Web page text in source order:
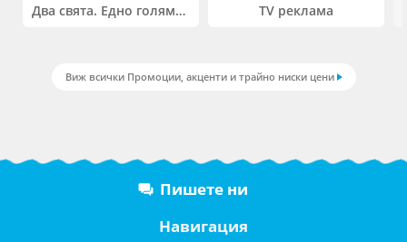
Два свята. Едно голямо приключение. Купи 2 продукта LEGO® Friends и/или LEGO® Minecraft и вземи -27% TV реклама
Виж всички Промоции, акценти и трайно ниски цени
Пишете ни
Навигация